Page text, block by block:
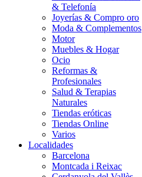
& Telefonía
Joyerías & Compro oro
Moda & Complementos
Motor
Muebles & Hogar
Ocio
Reformas &
Profesionales
Salud & Terapias
Naturales
Tiendas eróticas
Tiendas Online
Varios
Localidades
Barcelona
Montcada i Reixac